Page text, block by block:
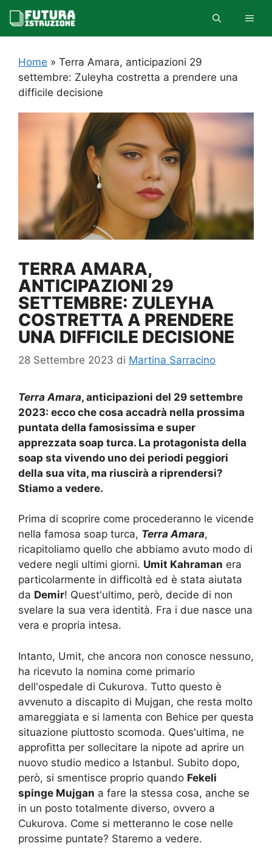
contenuto
Home » Terra Amara, anticipazioni 29
settembre: Zuleyha costretta a prendere una
difficile decisione
TERRA AMARA,
ANTICIPAZIONI 29
SETTEMBRE: ZULEYHA
COSTRETTA A PRENDERE
UNA DIFFICILE DECISIONE
28 Settembre 2023 di Martina Sarracino
Terra Amara, anticipazioni del 29 settembre
2023: ecco che cosa accadrà nella prossima
puntata della famosissima e super
apprezzata soap turca. La protagonista della
soap sta vivendo uno dei periodi peggiori
della sua vita, ma riuscirà a riprendersi?
Stiamo a vedere.
Prima di scoprire come procederanno le vicende
nella famosa soap turca, Terra Amara,
ricapitoliamo quello che abbiamo avuto modo di
vedere negli ultimi giorni. Umit Kahraman era
particolarmente in difficoltà ed è stata aiutata
da Demir! Quest'ultimo, però, decide di non
svelare la sua vera identità. Fra i due nasce una
vera e propria intesa.
Intanto, Umit, che ancora non conosce nessuno,
ha ricevuto la nomina come primario
dell'ospedale di Cukurova. Tutto questo è
avvenuto a discapito di Mujgan, che resta molto
amareggiata e si lamenta con Behice per questa
situazione piuttosto scomoda. Ques'ultima, ne
approfitta per sollecitare la nipote ad aprire un
nuovo studio medico a Istanbul. Subito dopo,
però, si smentisce proprio quando Fekeli
spinge Mujgan a fare la stessa cosa, anche se
in un posto totalmente diverso, ovvero a
Cukurova. Come si metteranno le cose nelle
prossime puntate? Staremo a vedere.